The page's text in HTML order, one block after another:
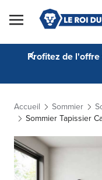
Skip to Content
Profitez de l'offre
Accueil Sommier
Sommier Tapissier